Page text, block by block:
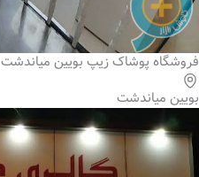
فروشگاه پوشاک زیپ بویین میاندشت
بویین میاندشت